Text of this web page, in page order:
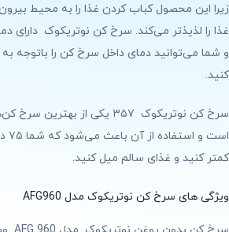
زیرا این محصول کباب کردن غذا را به محیط
غذا را لذیذتر می‌کند. سرخ کن نوتریکوک
و شما می‌توانید دمای داخل سرخ کن را باتوجه
کنید.
سرخ کن نوتریکوک ۳۵۷ یکی از
کمتر کنید و غذای سالم میل کنید.
ویژگی های سرخ کن نوتریکوک مدل AFG960